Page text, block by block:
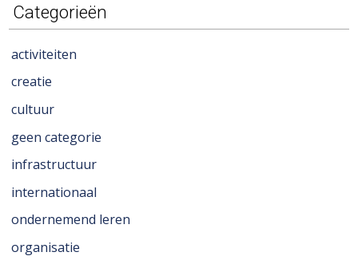
Categorieën
activiteiten
creatie
cultuur
geen categorie
infrastructuur
internationaal
ondernemend leren
organisatie